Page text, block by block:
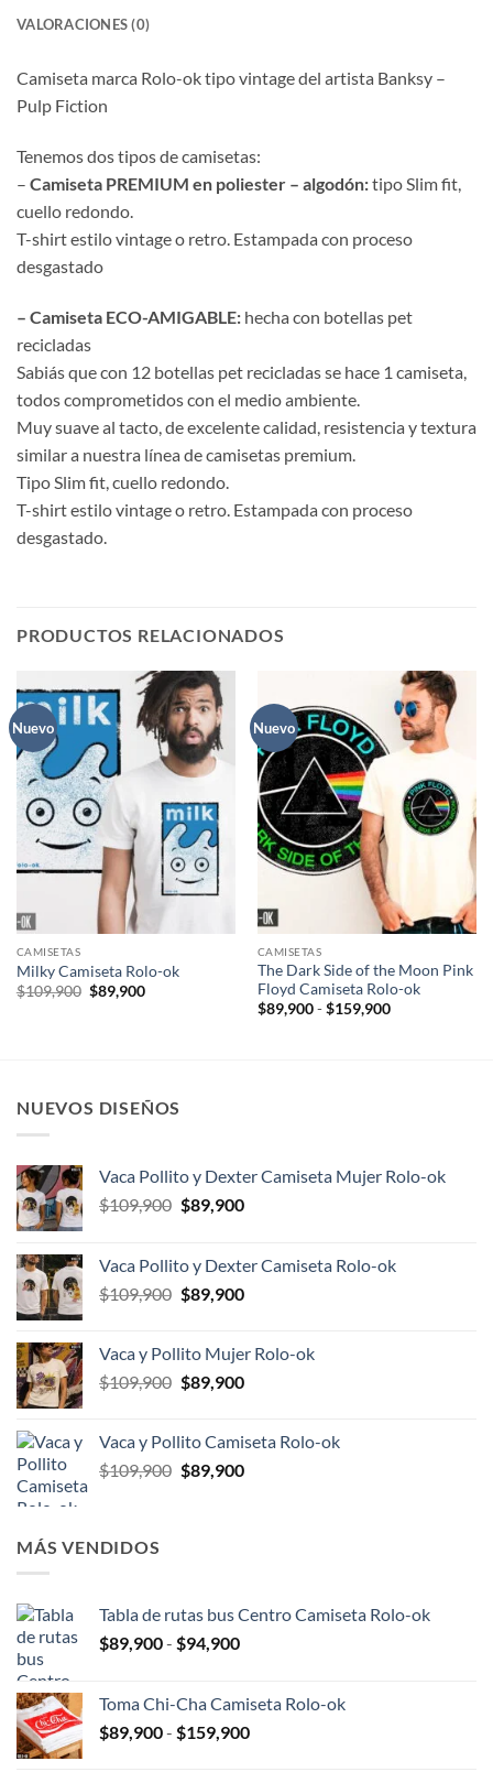
VALORACIONES (0)
Camiseta marca Rolo-ok tipo vintage del artista Banksy –
Pulp Fiction
Tenemos dos tipos de camisetas:
– Camiseta PREMIUM en poliester – algodón:tipo Slim fit,
cuello redondo.
T-shirt estilo vintage o retro. Estampada con proceso
desgastado
– Camiseta ECO-AMIGABLE: hecha con botellas pet
recicladas
Sabiás que con 12 botellas pet recicladas se hace 1 camiseta,
todos comprometidos con el medio ambiente.
Muy suave al tacto, de excelente calidad, resistencia y textura
similar a nuestra línea de camisetas premium.
Tipo Slim fit, cuello redondo.
T-shirt estilo vintage o retro. Estampada con proceso
desgastado.
PRODUCTOS RELACIONADOS
Nuevo
CAMISETAS
Milky Camiseta Rolo-ok
$109,900 El
precio
$89,900El
Nuevo
CAMISETAS
The Dark Side of the Moon Pink
Floyd Camiseta Rolo-ok
$89,900 - $159,900Rango
NUEVOS DISEÑOS
Vaca Pollito y Dexter Camiseta Mujer Rolo-ok
$109,900 El
era:
$109,900.
$89,900El
es:
$89,900.
Vaca Pollito y Dexter Camiseta Rolo-ok
$109,900 El
era:
$109,900.
$89,900El
es:
$89,900.
Vaca y Pollito Mujer Rolo-ok
$109,900 El
era:
$109,900.
$89,900El
es:
$89,900.
Vaca y Pollito Camiseta Rolo-ok
$109,900 El
$89,900El
MÁS VENDIDOS
Tabla de rutas bus Centro Camiseta Rolo-ok
$89,900- $94,900Rango
desde
$89,900
Toma Chi-Cha Camiseta Rolo-ok
$89,900- $159,900Rango